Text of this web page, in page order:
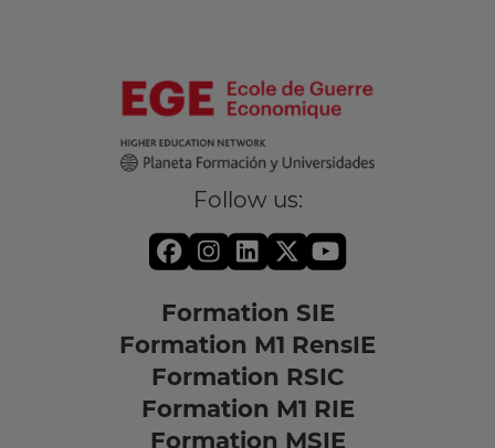
Follow us:
Formation SIE
Formation M1 RensIE
Formation RSIC
Formation M1 RIE
Formation MSIE